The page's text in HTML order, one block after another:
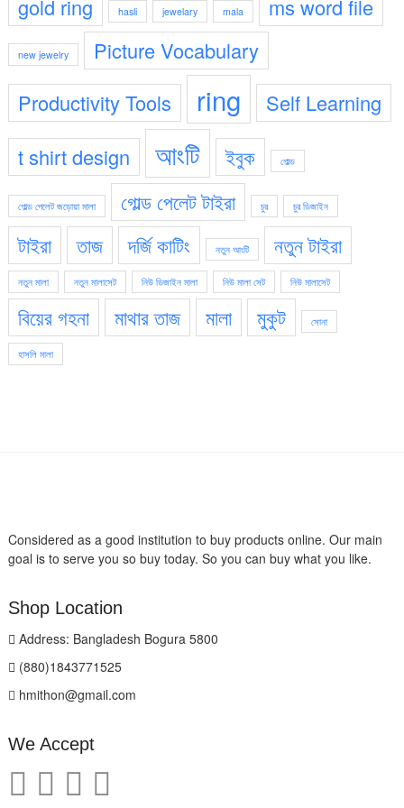
gold ring hasli jewelary mala ms word file
new jewelry
Picture Vocabulary
Productivity Tools
ring
Self Learning
t shirt design
আংটি ইবুক গোল্ড
গোল্ড পেলেট জড়োয়া মালা গোল্ড পেলেট টাইরা চুর চুর ডিজাইন
টাইরা তাজ দর্জি কাটিং নতুন আংটি নতুন টাইরা
নতুন মালা নতুন মালাসেট নিউ ডিজাইন মালা নিউ মালা সেট নিউ মালাসেট
বিয়ের গহনা মাথার তাজ মালা মুকুট সোনা
হাসলি মালা
Considered as a good institution to buy products online. Our main
goal is to serve you so buy today. So you can buy what you like.
Shop Location
Address: Bangladesh Bogura 5800
(880)1843771525
hmithon@gmail.com
We Accept